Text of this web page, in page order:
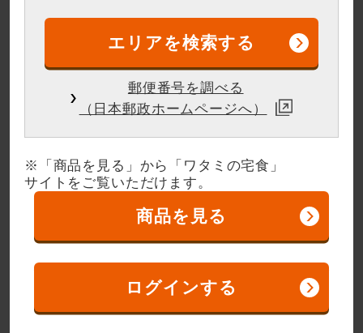
郵便番号を調べる
（日本郵政ホームページへ）
※「商品を見る」から「ワタミの宅食」
サイトをご覧いただけます。
商品を見る
ログインする
月刊「宅食らいふ」9月号「知って納得！
ワタミの宅食」のご紹介
●「ワタミの宅食」の届ける思いを紹介するこ
のコーナー。
秋のイチオシ「松茸献立」は9月15日のお届けで
すが、これに先駆けてお客さまにご試食いただ
きました。今回はこの様子をご紹介いたしま
す。
お知らせ 2017年7月27日
冷凍惣菜のお試しセット/7食セット販売中
冷凍惣菜「いつでもおかず」お試しセット（4食
入り）/7食入りセットを宅配便でお届けしま
す。
インターネットでのご注文はこちら
お電話でのご注文・お問い合わせは0120-934-
751まで。